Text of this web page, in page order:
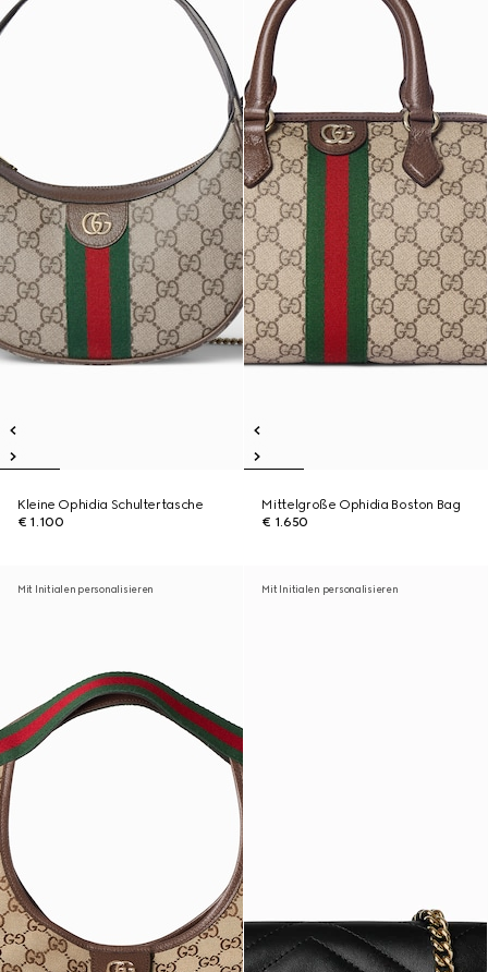
Kleine Ophidia Schultertasche
€ 1.100
Mittelgroße Ophidia Boston Bag
€ 1.650
Mit Initialen personalisieren Mit Initialen personalisieren